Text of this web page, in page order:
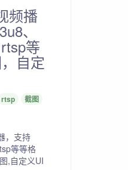
频播
、
等
自定
rtsp 截图
，支持
等等格
,自定义UI